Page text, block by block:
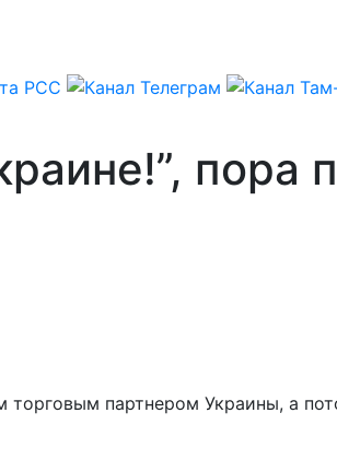
пора
партнером Украины, а